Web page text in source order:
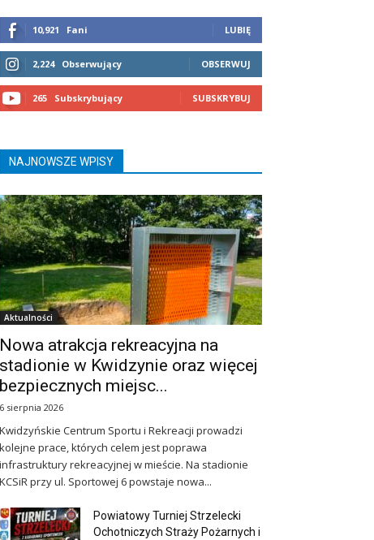
10,921 Fani LUBIĘ
2,224 Obserwujący OBSERWUJ
265 Subskrybujący SUBSKRYBUJ
NAJNOWSZE WPISY
Aktualności
Nowa atrakcja rekreacyjna na
stadionie w Kwidzynie oraz więcej
bezpiecznych miejsc...
6 sierpnia 2026
Kwidzyńskie Centrum Sportu i Rekreacji prowadzi
kolejne prace, których celem jest poprawa
infrastruktury rekreacyjnej w mieście. Na stadionie
KCSiR przy ul. Sportowej 6 powstaje nowa...
Powiatowy Turniej Strzelecki
Ochotniczych Straży Pożarnych i